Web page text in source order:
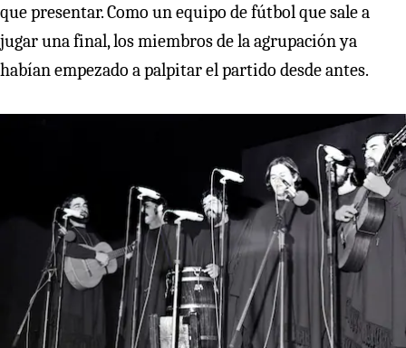
que presentar. Como un equipo de fútbol que sale a
jugar una final, los miembros de la agrupación ya
habían empezado a palpitar el partido desde antes.